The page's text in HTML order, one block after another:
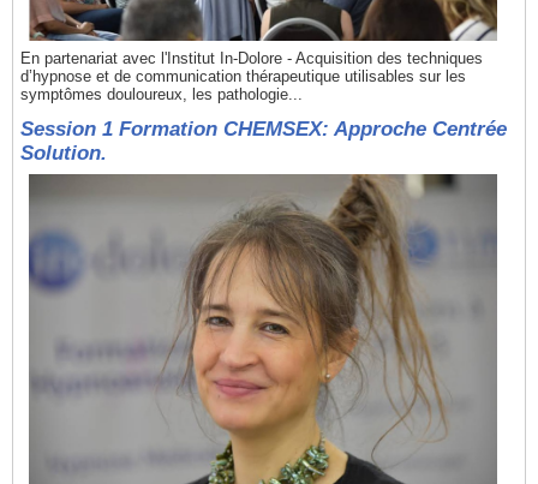
En partenariat avec l'Institut In-Dolore - Acquisition des techniques
d’hypnose et de communication thérapeutique utilisables sur les
symptômes douloureux, les pathologie...
Session 1 Formation CHEMSEX: Approche Centrée
Solution.